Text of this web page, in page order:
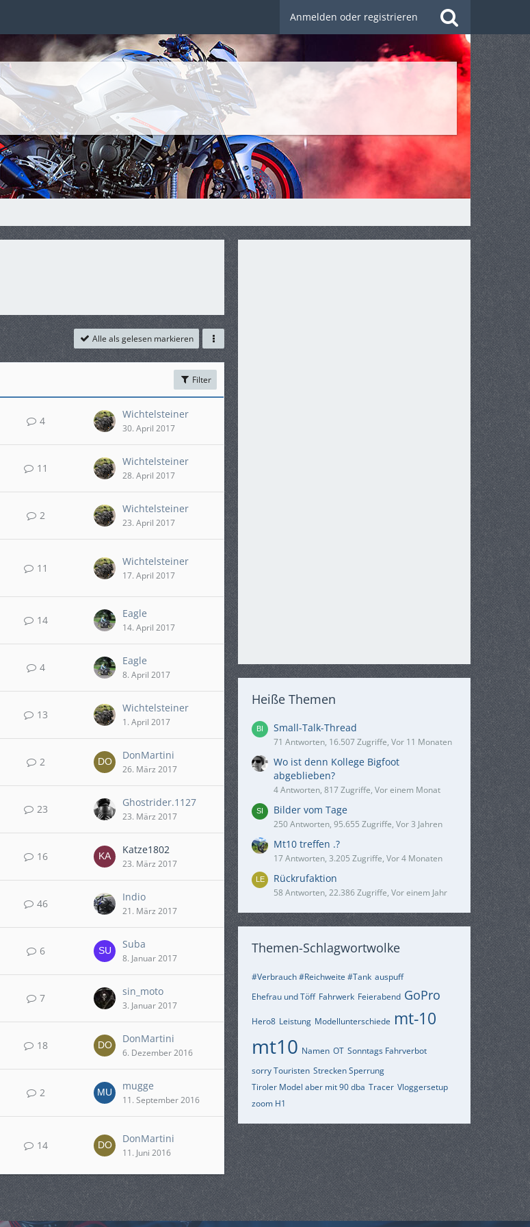
Anmelden oder registrieren
Alle als gelesen markieren
Filter
4
Wichtelsteiner
30. April 2017
11
Wichtelsteiner
28. April 2017
2
Wichtelsteiner
23. April 2017
11
Wichtelsteiner
17. April 2017
14
Eagle
14. April 2017
4
Eagle
8. April 2017
13
Wichtelsteiner
1. April 2017
2
DonMartini
26. März 2017
23
Ghostrider.1127
23. März 2017
16
Katze1802
23. März 2017
46
Indio
21. März 2017
6
Suba
8. Januar 2017
7
sin_moto
3. Januar 2017
18
DonMartini
6. Dezember 2016
2
mugge
11. September 2016
14
DonMartini
11. Juni 2016
Heiße Themen
Small-Talk-Thread
71 Antworten, 16.507 Zugriffe, Vor 11 Monaten
Wo ist denn Kollege Bigfoot
abgeblieben?
4 Antworten, 817 Zugriffe, Vor einem Monat
Bilder vom Tage
250 Antworten, 95.655 Zugriffe, Vor 3 Jahren
Mt10 treffen .?
17 Antworten, 3.205 Zugriffe, Vor 4 Monaten
Rückrufaktion
58 Antworten, 22.386 Zugriffe, Vor einem Jahr
Themen-Schlagwortwolke
#Verbrauch #Reichweite #Tank auspuff
Ehefrau und Töff Fahrwerk Feierabend GoPro
Hero8 Leistung Modellunterschiede mt-10
mt10 Namen OT Sonntags Fahrverbot
sorry Touristen Strecken Sperrung
Tiroler Model aber mit 90 dba Tracer Vloggersetup
zoom H1